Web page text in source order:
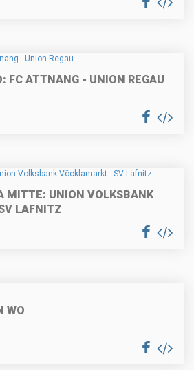
FC ATTNANG - UNION REGAU
MITTE: UNION VOLKSBANK
LAFNITZ
WO